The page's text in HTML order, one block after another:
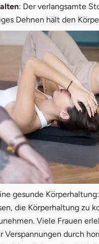
: Der verlangsamte
Dehnen hält den
gesunde
die Körperhaltung zu
Viele Frauen
Verspannungen durch